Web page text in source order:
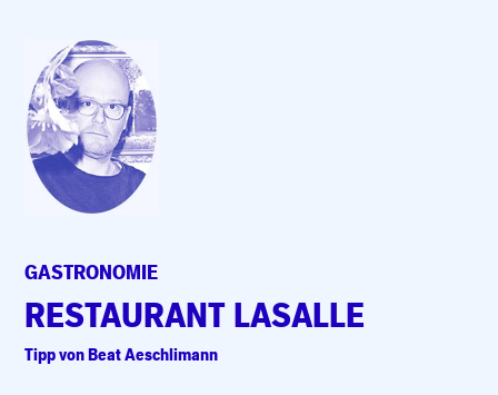
GASTRONOMIE
RESTAURANT LASALLE
Tipp von Beat Aeschlimann